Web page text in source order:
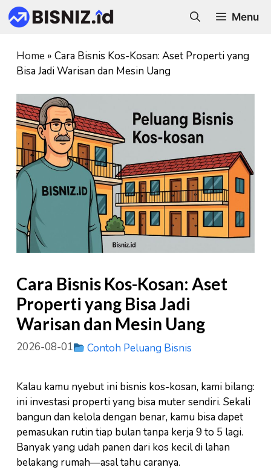
Skip
to
Menu
Home » Cara Bisnis Kos-Kosan: Aset Properti yang
Bisa Jadi Warisan dan Mesin Uang
Cara Bisnis Kos-Kosan: Aset
Properti yang Bisa Jadi
Warisan dan Mesin Uang
2026-08-01 Contoh Peluang Bisnis
Kalau kamu nyebut ini bisnis kos-kosan, kami bilang:
ini investasi properti yang bisa muter sendiri. Sekali
bangun dan kelola dengan benar, kamu bisa dapet
pemasukan rutin tiap bulan tanpa kerja 9 to 5 lagi.
Banyak yang udah panen dari kos kecil di lahan
belakang rumah—asal tahu caranya.